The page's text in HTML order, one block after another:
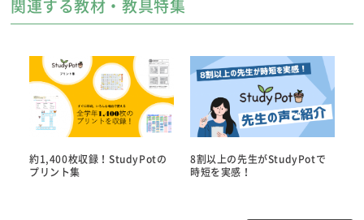
関連する教材・教具特集
約1,400枚収録！StudyPotの
プリント集
8割以上の先生がStudyPotで
時短を実感！